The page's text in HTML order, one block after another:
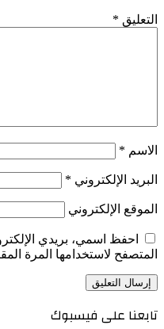
التعليق *
الاسم *
البريد الإلكتروني *
الموقع الإلكتروني
احفظ اسمي، بريدي
المتصفح لاستخدامها المرة
تابعنا على فيسبوك